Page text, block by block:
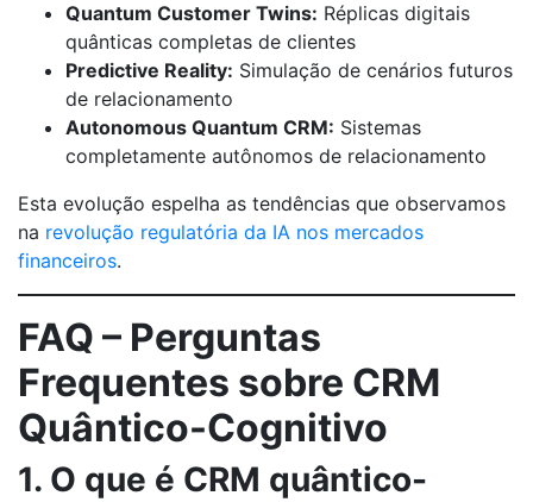
Quantum Customer Twins: Réplicas digitais
quânticas completas de clientes
Predictive Reality: Simulação de cenários futuros
de relacionamento
Autonomous Quantum CRM: Sistemas
completamente autônomos de relacionamento
Esta evolução espelha as tendências que observamos
na revolução regulatória da IA nos mercados
financeiros.
FAQ – Perguntas
Frequentes sobre CRM
Quântico-Cognitivo
1. O que é CRM quântico-